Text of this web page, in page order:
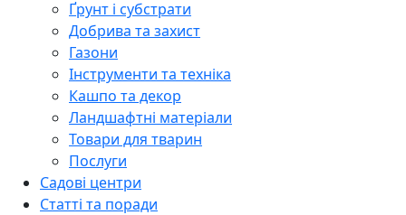
Ґрунт і субстрати
Добрива та захист
Газони
Інструменти та техніка
Кашпо та декор
Ландшафтні матеріали
Товари для тварин
Послуги
Садові центри
Статті та поради